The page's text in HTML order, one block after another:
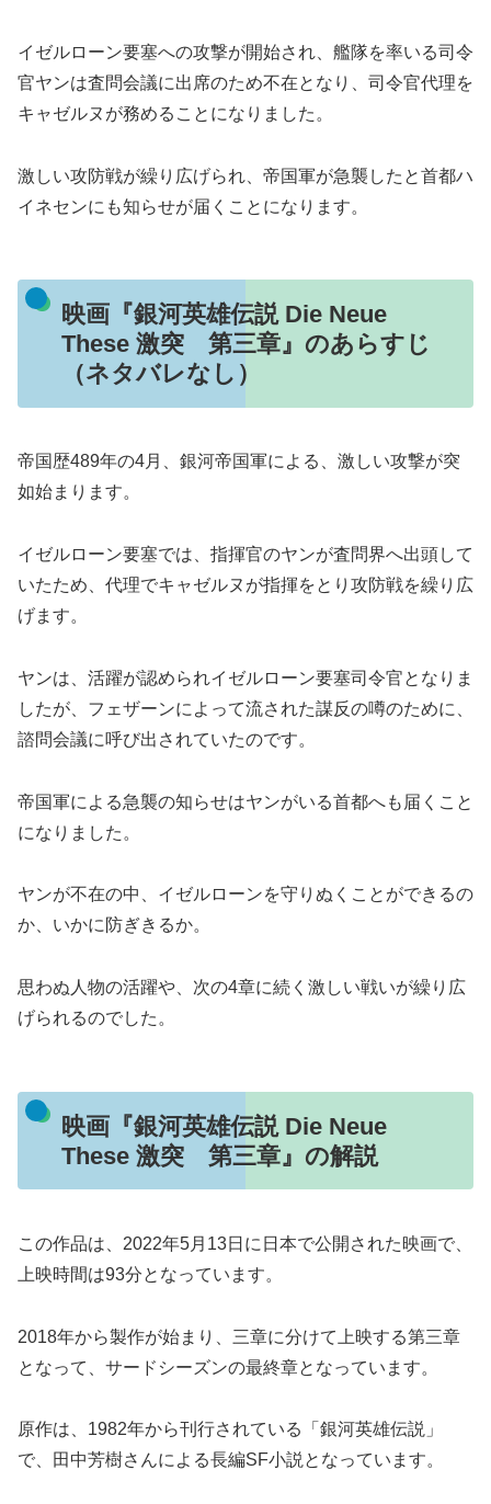
イゼルローン要塞への攻撃が開始され、艦隊を率いる司令
官ヤンは査問会議に出席のため不在となり、司令官代理を
キャゼルヌが務めることになりました。
激しい攻防戦が繰り広げられ、帝国軍が急襲したと首都ハ
イネセンにも知らせが届くことになります。
映画『銀河英雄伝説 Die Neue
These 激突 第三章』のあらすじ
（ネタバレなし）
帝国歴489年の4月、銀河帝国軍による、激しい攻撃が突
如始まります。
イゼルローン要塞では、指揮官のヤンが査問界へ出頭して
いたため、代理でキャゼルヌが指揮をとり攻防戦を繰り広
げます。
ヤンは、活躍が認められイゼルローン要塞司令官となりま
したが、フェザーンによって流された謀反の噂のために、
諮問会議に呼び出されていたのです。
帝国軍による急襲の知らせはヤンがいる首都へも届くこと
になりました。
ヤンが不在の中、イゼルローンを守りぬくことができるの
か、いかに防ぎきるか。
思わぬ人物の活躍や、次の4章に続く激しい戦いが繰り広
げられるのでした。
映画『銀河英雄伝説 Die Neue
These 激突 第三章』の解説
この作品は、2022年5月13日に日本で公開された映画で、
上映時間は93分となっています。
2018年から製作が始まり、三章に分けて上映する第三章
となって、サードシーズンの最終章となっています。
原作は、1982年から刊行されている「銀河英雄伝説」
で、田中芳樹さんによる長編SF小説となっています。